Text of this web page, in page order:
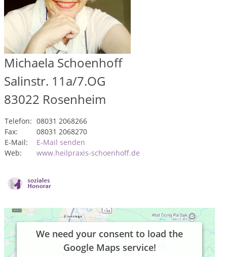
Michaela Schoenhoff
Salinstr. 11a/7.OG
83022 Rosenheim
Telefon: 08031 2068266
Fax:
08031 2068270
E-Mail:
E-Mail senden
Web:
www.heilpraxis-schoenhoff.de
We need your consent to load the
Google Maps service!